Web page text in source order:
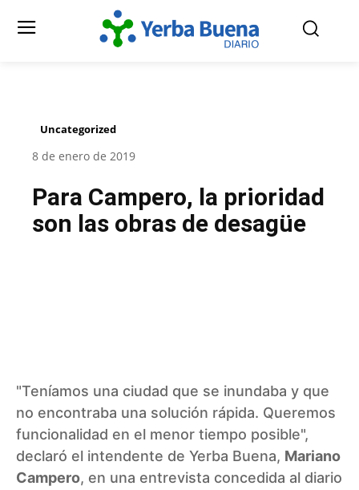
Uncategorized
8 de enero de 2019
Para Campero, la prioridad
son las obras de desagüe
"Teníamos una ciudad que se inundaba y que
no encontraba una solución rápida. Queremos
funcionalidad en el menor tiempo posible",
declaró el intendente de Yerba Buena, Mariano
Campero, en una entrevista concedida al diario